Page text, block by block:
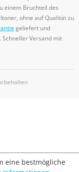
einem Bruchteil des
ohne auf Qualität zu
geliefert und
Versand mit
eine bestmögliche